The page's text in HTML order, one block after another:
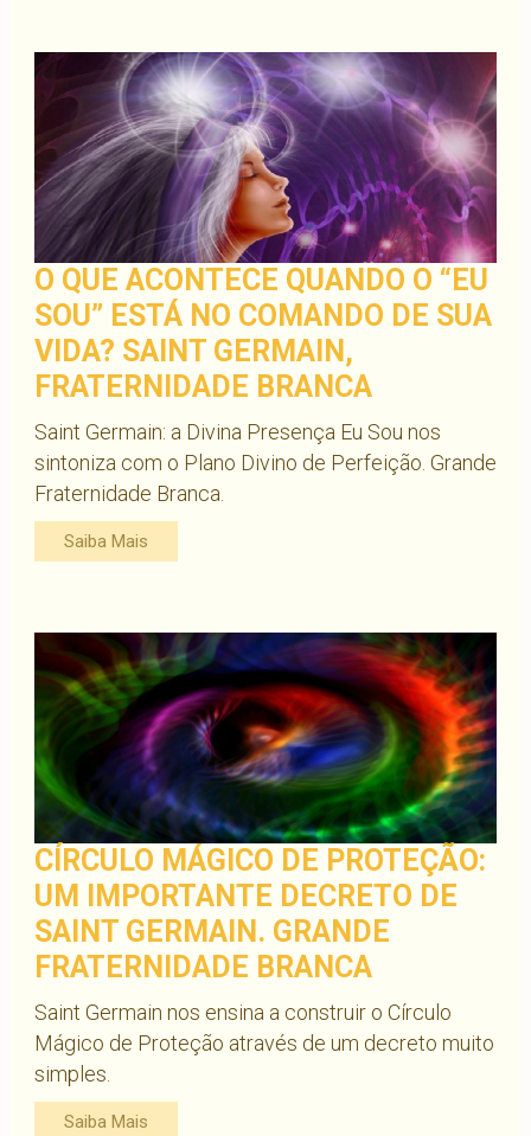
O QUE ACONTECE QUANDO O “EU
SOU” ESTÁ NO COMANDO DE SUA
VIDA? SAINT GERMAIN,
FRATERNIDADE BRANCA
Saint Germain: a Divina Presença Eu Sou nos
sintoniza com o Plano Divino de Perfeição. Grande
Fraternidade Branca.
Saiba Mais
CÍRCULO MÁGICO DE PROTEÇÃO:
UM IMPORTANTE DECRETO DE
SAINT GERMAIN. GRANDE
FRATERNIDADE BRANCA
Saint Germain nos ensina a construir o Círculo
Mágico de Proteção através de um decreto muito
simples.
Saiba Mais